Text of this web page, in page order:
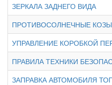
ЗЕРКАЛА ЗАДНЕГО ВИДА
ПРОТИВОСОЛНЕЧНЫЕ
УПРАВЛЕНИЕ КОРОБКОЙ
ПРАВИЛА ТЕХНИКИ
ЗАПРАВКА АВТОМОБИЛЯ